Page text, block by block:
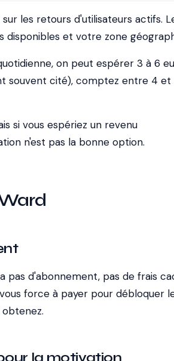
les retours d'utilisateurs actifs.
disponibles et votre zone
on peut espérer 3 à 6
souvent cité), comptez entre 4 et
si vous espériez un revenu
n'est pas la bonne option.
pas d'abonnement, pas de frais
force à payer pour débloquer
obtenez.